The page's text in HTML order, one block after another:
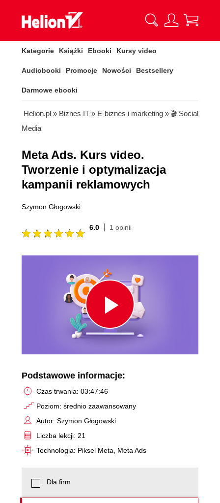
Kategorie Książki Ebooki Kursy video
Audiobooki Promocje Nowości Bestsellery
Darmowe ebooki
Helion.pl » Biznes IT » E-biznes i marketing » 🎬 Social
Media
Meta Ads. Kurs video.
Tworzenie i optymalizacja
kampanii reklamowych
Szymon Głogowski
6.0 1 opinii
Play
Video
Podstawowe informacje:
Czas trwania: 03:47:46
Poziom: średnio zaawansowany
Autor: Szymon Głogowski
Liczba lekcji: 21
Technologia: Piksel Meta, Meta Ads
Dla firm